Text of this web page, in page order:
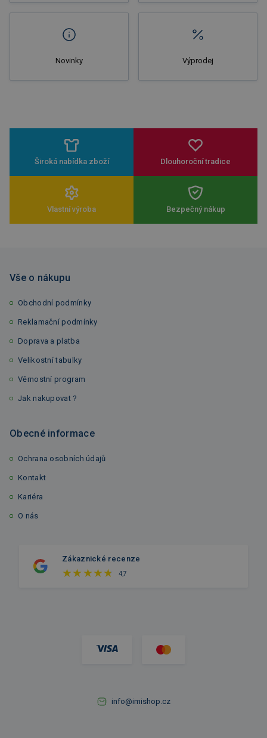
Novinky Výprodej
Široká nabídka zboží Dlouhoroční tradice
Vlastní výroba Bezpečný nákup
Vše o nákupu
Obchodní podmínky
Reklamační podmínky
Doprava a platba
Velikostní tabulky
Věrnostní program
Jak nakupovat ?
Obecné informace
Ochrana osobních údajů
Kontakt
Kariéra
O nás
Zákaznické recenze
4,7
info@imishop.cz